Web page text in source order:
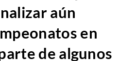
aún
en
de algunos